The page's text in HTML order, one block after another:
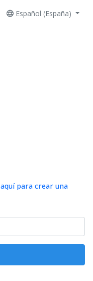
Español (España)
para crear una